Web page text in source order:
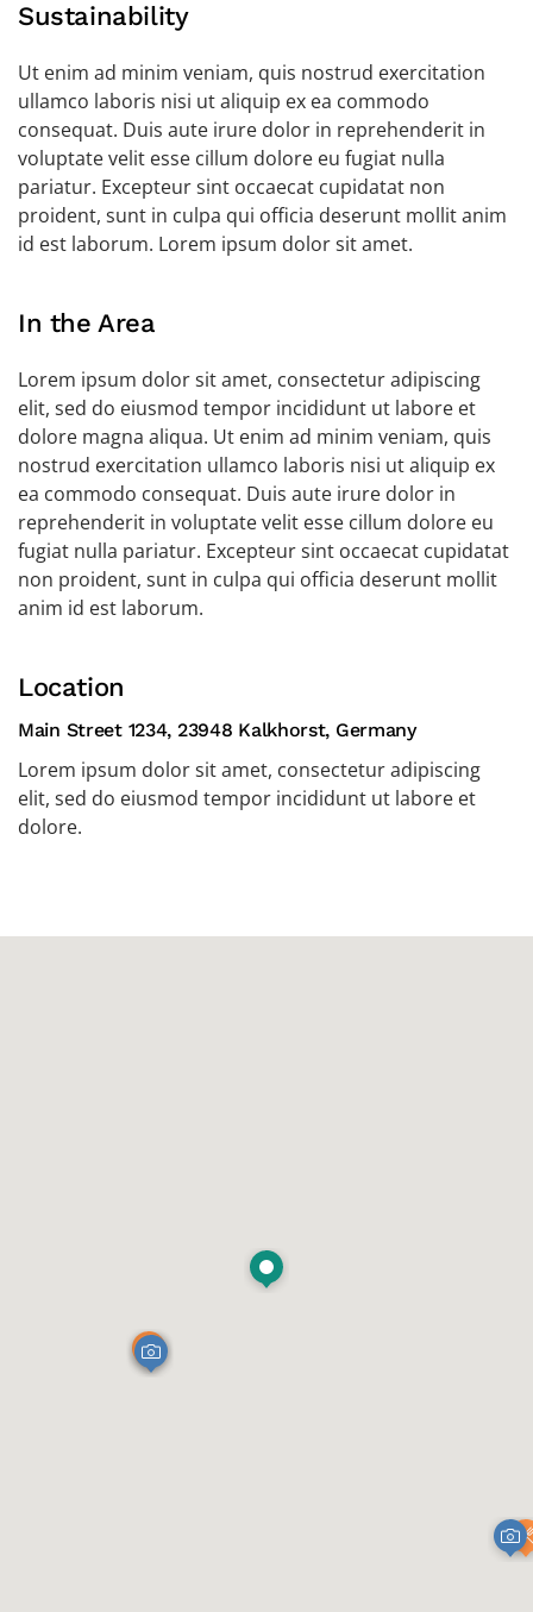
Sustainability
Ut enim ad minim veniam, quis nostrud exercitation
ullamco laboris nisi ut aliquip ex ea commodo
consequat. Duis aute irure dolor in reprehenderit in
voluptate velit esse cillum dolore eu fugiat nulla
pariatur. Excepteur sint occaecat cupidatat non
proident, sunt in culpa qui officia deserunt mollit anim
id est laborum. Lorem ipsum dolor sit amet.
In the Area
Lorem ipsum dolor sit amet, consectetur adipiscing
elit, sed do eiusmod tempor incididunt ut labore et
dolore magna aliqua. Ut enim ad minim veniam, quis
nostrud exercitation ullamco laboris nisi ut aliquip ex
ea commodo consequat. Duis aute irure dolor in
reprehenderit in voluptate velit esse cillum dolore eu
fugiat nulla pariatur. Excepteur sint occaecat cupidatat
non proident, sunt in culpa qui officia deserunt mollit
anim id est laborum.
Location
Main Street 1234, 23948 Kalkhorst, Germany
Lorem ipsum dolor sit amet, consectetur adipiscing
elit, sed do eiusmod tempor incididunt ut labore et
dolore.